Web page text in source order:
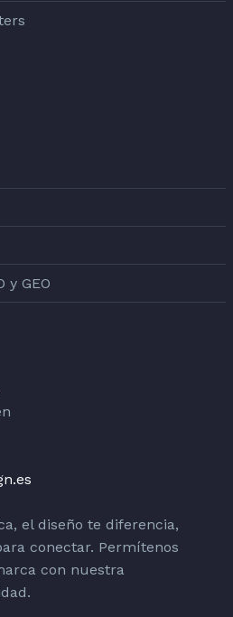
y GEO
el diseño te diferencia,
conectar. Permítenos
con nuestra